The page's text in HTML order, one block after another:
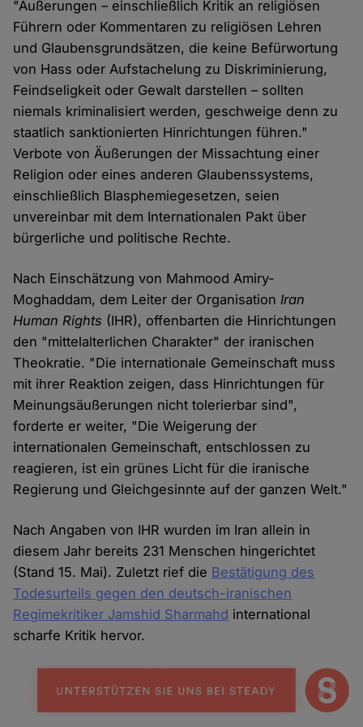
"Äußerungen – einschließlich Kritik an religiösen
Führern oder Kommentaren zu religiösen Lehren
und Glaubensgrundsätzen, die keine Befürwortung
von Hass oder Aufstachelung zu Diskriminierung,
Feindseligkeit oder Gewalt darstellen – sollten
niemals kriminalisiert werden, geschweige denn zu
staatlich sanktionierten Hinrichtungen führen."
Verbote von Äußerungen der Missachtung einer
Religion oder eines anderen Glaubenssystems,
einschließlich Blasphemiegesetzen, seien
unvereinbar mit dem Internationalen Pakt über
bürgerliche und politische Rechte.
Nach Einschätzung von Mahmood Amiry-
Moghaddam, dem Leiter der OrganisationIran
Human Rights (IHR), offenbarten die Hinrichtungen
den "mittelalterlichen Charakter" der iranischen
Theokratie. "Die internationale Gemeinschaft muss
mit ihrer Reaktion zeigen, dass Hinrichtungen für
Meinungsäußerungen nicht tolerierbar sind",
forderte er weiter, "Die Weigerung der
internationalen Gemeinschaft, entschlossen zu
reagieren, ist ein grünes Licht für die iranische
Regierung und Gleichgesinnte auf der ganzen Welt."
Nach Angaben von IHR wurden im Iran allein in
diesem Jahr bereits 231 Menschen hingerichtet
(Stand 15. Mai). Zuletzt rief die Bestätigung des
Todesurteils gegen den deutsch-iranischen
Regimekritiker Jamshid Sharmahd international
scharfe Kritik hervor.